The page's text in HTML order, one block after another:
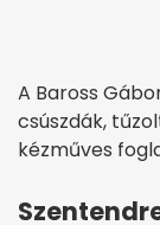
A Baross
csúszdák,
kézműves